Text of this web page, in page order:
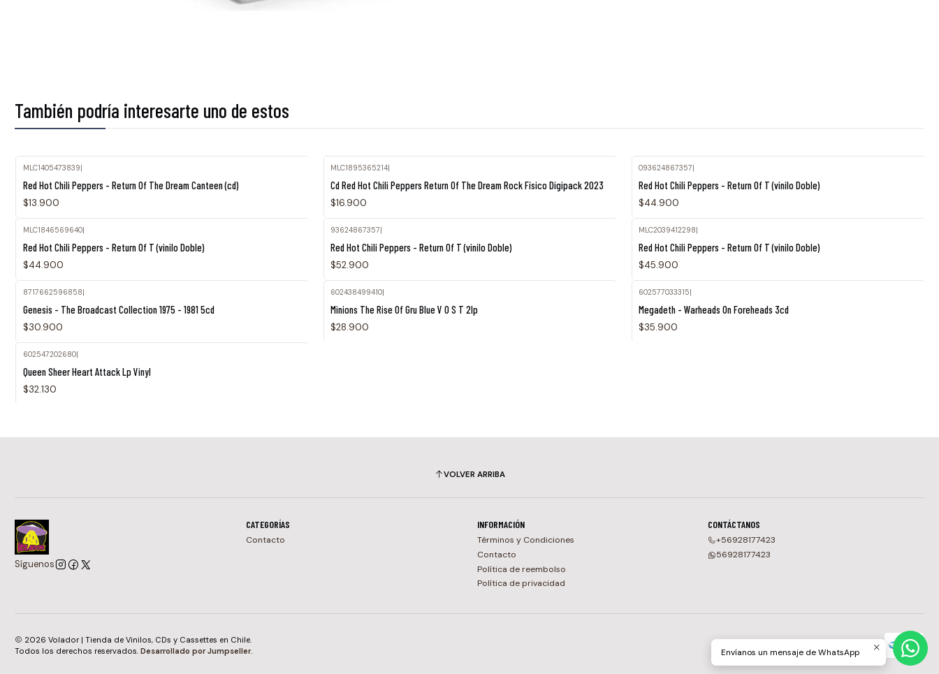
También podría interesarte uno de estos
MLC1405473839|
Red Hot Chili Peppers - Return Of The Dream Canteen (cd)
$13.900
MLC1895365214|
Cd Red Hot Chili Peppers Return Of The Dream Rock Físico Digipack 2023
$16.900
093624867357|
Red Hot Chili Peppers - Return Of T (vinilo Doble)
$44.900
MLC1846569640|
Red Hot Chili Peppers - Return Of T (vinilo Doble)
$44.900
93624867357|
Red Hot Chili Peppers - Return Of T (vinilo Doble)
$52.900
MLC2039412298|
Red Hot Chili Peppers - Return Of T (vinilo Doble)
$45.900
8717662596858
Genesis - The Broadcast Collection 1975 - 1981 5cd
$30.900
602438499410
Minions The Rise Of Gru Blue V O S T 2lp
$28.900
602577033315
Megadeth - Warheads On Foreheads 3cd
$35.900
602547202680|
Queen Sheer Heart Attack Lp Vinyl
$32.130
VOLVER ARRIBA
Síguenos
CATEGORÍAS
Contacto
INFORMACIÓN
Términos y Condiciones
Contacto
Política de reembolso
Política de privacidad
CONTÁCTANOS
+56928177423
56928177423
2026 Volador | Tienda de Vinilos, CDs y Cassettes en Chile.
Todos los derechos reservados. Desarrollado por Jumpseller. Envíanos un mensaje de WhatsApp